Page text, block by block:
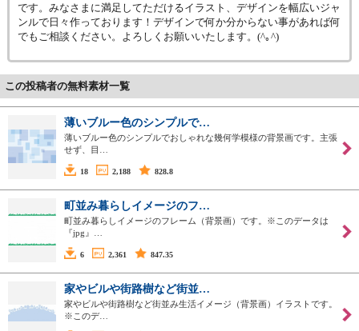
です。みなさまに満足してただけるイラスト、デザインを幅広いジャ
ンルで日々作っております！デザインで何か分からない事があれば何
でもご相談ください。よろしくお願いいたします。(^｡^)
この投稿者の無料素材一覧
薄いブルー色のシンプルで…
薄いブルー色のシンプルでおしゃれな幾何学模様の背景画です。主張
せず、目…
18 2,188 828.8
町並み暮らしイメージのフ…
町並み暮らしイメージのフレーム（背景画）です。※このデータは
『jpg』…
6 2,361 847.35
家やビルや街路樹など街並…
家やビルや街路樹など街並み生活イメージ（背景画）イラストです。
※このデ…